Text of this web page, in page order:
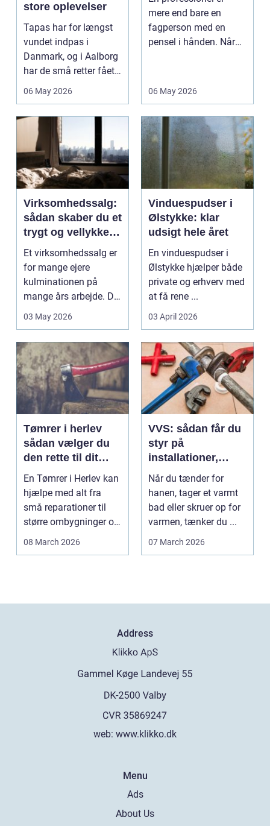
store oplevelser
Tapas har for længst
vundet indpas i
Danmark, og i Aalborg
har de små retter fået
deres helt eget li...
06 May 2026
mere end bare en
fagperson med en
pensel i hånden. Når
06 May 2026
Virksomhedssalg:
sådan skaber du et
trygt og vellykket
salg
Et virksomhedssalg er
for mange ejere
kulminationen på
mange års arbejde. Det
kan være en planlagt
03 May 2026
Vinduespudser i
Ølstykke: klar
udsigt hele året
En vinduespudser i
Ølstykke hjælper både
private og erhverv med
at få rene ...
03 April 2026
Tømrer i herlev
sådan vælger du
den rette til dit
projekt
En Tømrer i Herlev kan
hjælpe med alt fra
små reparationer til
større ombygninger og
tilbygninger. N...
08 March 2026
VVS: sådan får du
styr på
installationer,
komfort og
energiforbrug
Når du tænder for
hanen, tager et varmt
bad eller skruer op for
varmen, tænker du ...
07 March 2026
Address
web: www.klikko.dk
Menu
Ads
About Us